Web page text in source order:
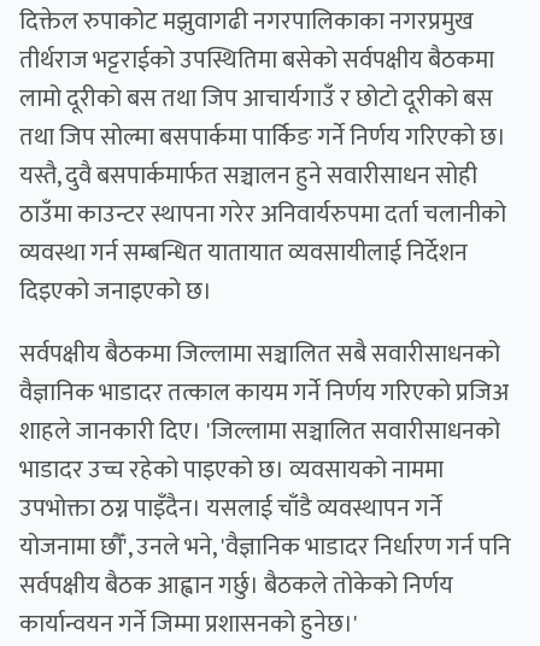
दिक्तेल रुपाकोट मझुवागढी नगरपालिकाका नगरप्रमुख
तीर्थराज भट्टराईको उपस्थितिमा बसेको सर्वपक्षीय बैठकमा
लामो दूरीको बस तथा जिप आचार्यगाउँ र छोटो दूरीको बस
तथा जिप सोल्मा बसपार्कमा पार्किङ गर्ने निर्णय गरिएको छ।
यस्तै, दुवै बसपार्कमार्फत सञ्चालन हुने सवारीसाधन सोही
ठाउँमा काउन्टर स्थापना गरेर अनिवार्यरुपमा दर्ता चलानीको
व्यवस्था गर्न सम्बन्धित यातायात व्यवसायीलाई निर्देशन
दिइएको जनाइएको छ।
सर्वपक्षीय बैठकमा जिल्लामा सञ्चालित सबै सवारीसाधनको
वैज्ञानिक भाडादर तत्काल कायम गर्ने निर्णय गरिएको प्रजिअ
शाहले जानकारी दिए। 'जिल्लामा सञ्चालित सवारीसाधनको
भाडादर उच्च रहेको पाइएको छ। व्यवसायको नाममा
उपभोक्ता ठग्न पाइँदैन। यसलाई चाँडै व्यवस्थापन गर्ने
योजनामा छौँ', उनले भने, 'वैज्ञानिक भाडादर निर्धारण गर्न पनि
सर्वपक्षीय बैठक आह्वान गर्छु। बैठकले तोकेको निर्णय
कार्यान्वयन गर्ने जिम्मा प्रशासनको हुनेछ।'